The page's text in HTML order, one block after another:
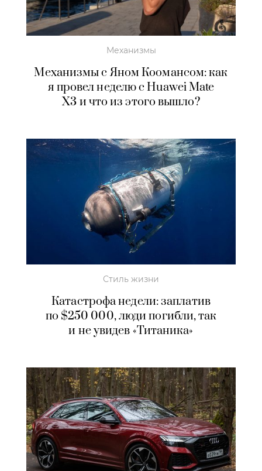
Механизмы
Механизмы с Яном Коомансом: как
я провел неделю с Huawei Mate
X3 и что из этого вышло?
Стиль жизни
Катастрофа недели: заплатив
по $250 000, люди погибли, так
и не увидев «Титаника»